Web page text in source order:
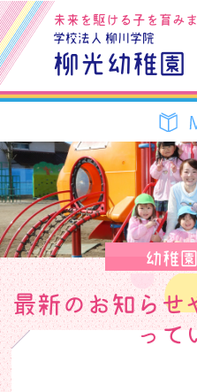
学校法人 柳川学院
柳光幼稚園
未来を駆ける子を育み
幼稚
最新のお知らせ
って